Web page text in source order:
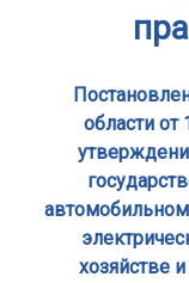
области от
хозяйстве